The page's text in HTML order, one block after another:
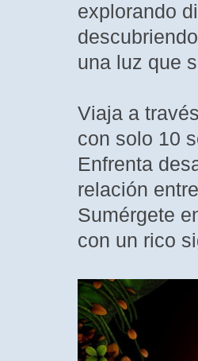
explorando
una luz que
Viaja a
con solo 10
Enfrenta
relación
Sumérgete
con un rico